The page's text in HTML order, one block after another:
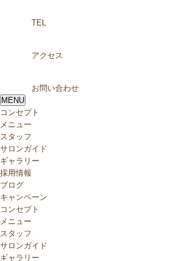
TEL
アクセス
お問い合わせ
MENU
コンセプト
メニュー
スタッフ
サロンガイド
ギャラリー
採用情報
ブログ
キャンペーン
コンセプト
メニュー
スタッフ
サロンガイド
ギャラリー